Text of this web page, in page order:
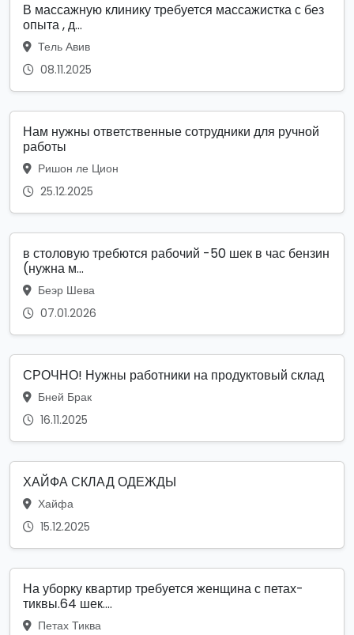
В массажную клинику требуется массажистка с без
опыта , д...
Тель Авив
08.11.2025
Нам нужны ответственные сотрудники для ручной
работы
Ришон ле Цион
25.12.2025
в столовую требются рабочий -50 шек в час бензин
(нужна м...
Беэр Шева
07.01.2026
СРОЧНО! Нужны работники на продуктовый склад
Бней Брак
16.11.2025
ХАЙФА СКЛАД ОДЕЖДЫ
Хайфа
15.12.2025
На уборку квартир требуется женщина с петах-
тиквы.64 шек....
Петах Тиква